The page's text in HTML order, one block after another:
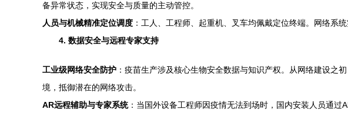
备异常状态，实现安全与质量的主动管控。
人员与机械精准定位调度 ：工人、工程师、起重机、叉车均佩戴定位终端。网络系
4. 数据安全与远程专家支持
工业级网络安全防护 ：疫苗生产涉及核心生物安全数据与知识产权。从网络建设之
境，抵御潜在的网络攻击。
AR远程辅助与专家系统：当国外设备工程师因疫情无法到场时，国内安装人员通